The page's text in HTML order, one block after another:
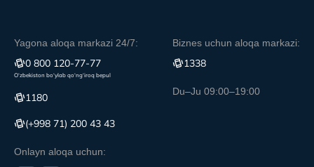
Yagona aloqa markazi 24/7:
0 800 120-77-77
O‘zbekiston bo‘ylab qo‘ng‘iroq bepul
1180
(+998 71) 200 43 43
Onlayn aloqa uchun:
Biznes uchun aloqa markazi:
1338
Du–Ju 09:00–19:00